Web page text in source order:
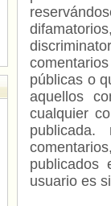
públicas o
aquellos
cualquier
usuario es